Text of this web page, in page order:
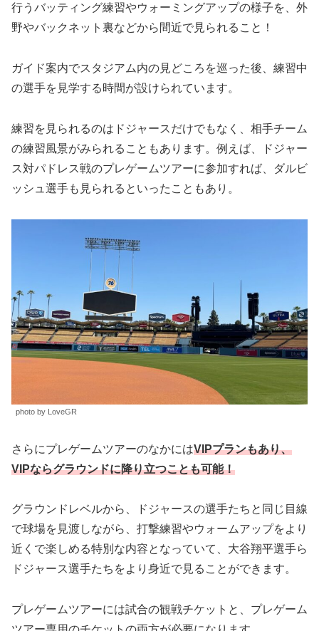
行うバッティング練習やウォーミングアップの様子を、外
野やバックネット裏などから間近で見られること！
ガイド案内でスタジアム内の見どころを巡った後、練習中
の選手を見学する時間が設けられています。
練習を見られるのはドジャースだけでもなく、相手チーム
の練習風景がみられることもあります。例えば、ドジャー
ス対パドレス戦のプレゲームツアーに参加すれば、ダルビ
ッシュ選手も見られるといったこともあり。
photo by LoveGR
さらにプレゲームツアーのなかにはVIPプランもあり、
VIPならグラウンドに降り立つことも可能！
グラウンドレベルから、ドジャースの選手たちと同じ目線
で球場を見渡しながら、打撃練習やウォームアップをより
近くで楽しめる特別な内容となっていて、大谷翔平選手ら
ドジャース選手たちをより身近で見ることができます。
プレゲームツアーには試合の観戦チケットと、プレゲーム